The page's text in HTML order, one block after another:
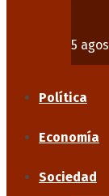
5
Política
Economía
Sociedad